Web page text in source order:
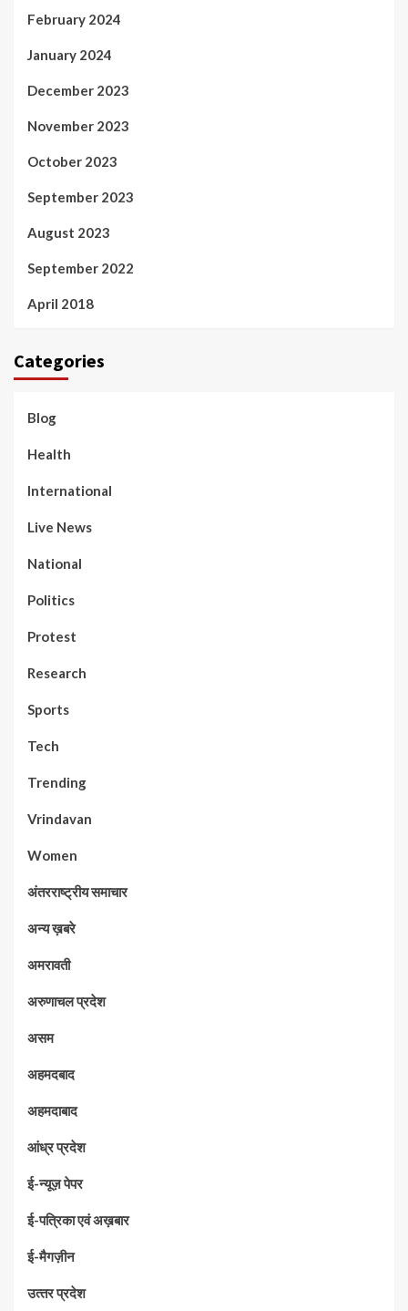
February 2024
January 2024
December 2023
November 2023
October 2023
September 2023
August 2023
September 2022
April 2018
Categories
Blog
Health
International
Live News
National
Politics
Protest
Research
Sports
Tech
Trending
Vrindavan
Women
अंतरराष्ट्रीय समाचार
अन्य ख़बरे
अमरावती
अरुणाचल प्रदेश
असम
अहमदबाद
अहमदाबाद
आंध्र प्रदेश
ई-न्यूज़ पेपर
ई-पत्रिका एवं अख़बार
ई-मैगज़ीन
उत्‍तर प्रदेश